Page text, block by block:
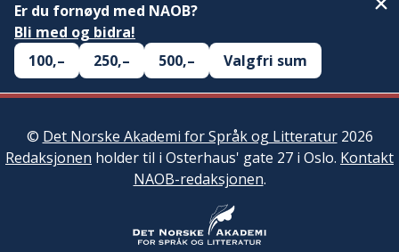
Er du fornøyd med NAOB?
Bli med og bidra!
100,–
250,– 500,– Valgfri sum
© Det Norske Akademi for Språk og Litteratur2026
Redaksjonen holder til i Osterhaus' gate 27 i Oslo. Kontakt
NAOB-redaksjonen.